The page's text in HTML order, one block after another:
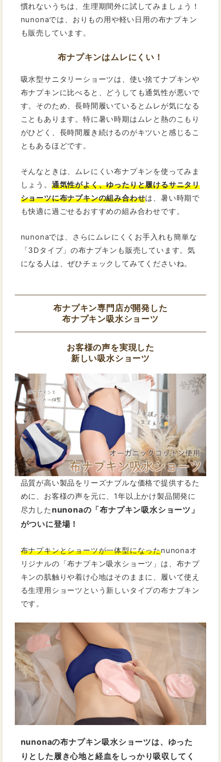
慣れないうちは、生理期間外に試してみましょう！
nunonaでは、おりもの用や軽い日用の布ナプキン
も販売しています。
布ナプキンはムレにくい！
吸水型サニタリーショーツは、使い捨てナプキンや
布ナプキンに比べると、どうしても通気性が悪いで
す。そのため、長時間履いているとムレが気になる
こともあります。特に暑い時期はムレと熱のこもり
がひどく、長時間履き続けるのがキツいと感じるこ
ともあるほどです。
そんなときは、ムレにくい布ナプキンを使ってみま
しょう。 通気性がよく、ゆったりと履けるサニタリ
ショーツに布ナプキンの組み合わせは、暑い時期で
も快適に過ごせるおすすめの組み合わせです。
nunonaでは、さらにムレにくくお手入れも簡単な
「3Dタイプ」の布ナプキンも販売しています。気
になる人は、ぜひチェックしてみてくださいね。
布ナプキン専門店が開発した
布ナプキン吸水ショーツ
お客様の声を実現した
新しい吸水ショーツ
品質が高い製品をリーズナブルな価格で提供するた
めに、お客様の声を元に、1年以上かけ製品開発に
尽力した nunonaの「布ナプキン吸水ショーツ」
がついに登場！
布ナプキンとショーツが一体型になったnunonaオ
リジナルの「布ナプキン吸水ショーツ」は、布ナプ
キンの肌触りや着け心地はそのままに、履いて使え
る生理用ショーツという新しいタイプの布ナプキン
です。
nunonaの布ナプキン吸水ショーツは、ゆった
りとした履き心地と経血をしっかり吸収してく